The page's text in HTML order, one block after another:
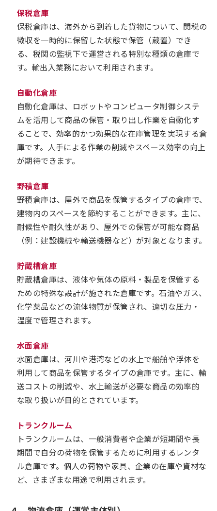
保税倉庫
保税倉庫は、海外から到着した貨物について、関税の
徴収を一時的に保留した状態で保管（蔵置）でき
る、税関の監視下で運営される特別な種類の倉庫で
す。輸出入業務において利用されます。
自動化倉庫
自動化倉庫は、ロボットやコンピュータ制御システ
ムを活用して商品の保管・取り出し作業を自動化す
ることで、効率的かつ効果的な在庫管理を実現する倉
庫です。人手による作業の削減やスペース効率の向上
が期待できます。
野積倉庫
野積倉庫は、屋外で商品を保管するタイプの倉庫で、
建物内のスペースを節約することができます。主に、
耐候性や耐久性があり、屋外での保管が可能な商品
（例：建設機械や輸送機器など）が対象となります。
貯蔵槽倉庫
貯蔵槽倉庫は、液体や気体の原料・製品を保管する
ための特殊な設計が施された倉庫です。石油やガス、
化学薬品などの流体物質が保管され、適切な圧力・
温度で管理されます。
水面倉庫
水面倉庫は、河川や港湾などの水上で船舶や浮体を
利用して商品を保管するタイプの倉庫です。主に、輸
送コストの削減や、水上輸送が必要な商品の効率的
な取り扱いが目的とされています。
トランクルーム
トランクルームは、一般消費者や企業が短期間や長
期間で自分の荷物を保管するために利用するレンタ
ル倉庫です。個人の荷物や家具、企業の在庫や資材な
ど、さまざまな用途で利用されます。